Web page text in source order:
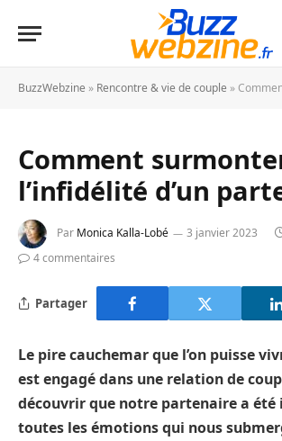
BuzzWebzine » Rencontre & vie de couple » Comment
Comment
l’infidélité d’un
Par Monica Kalla-Lobé 3 janvier 2023
4 commentaires
Partager
Le pire cauchemar que l’on puisse
est engagé dans une relation de
découvrir que notre partenaire a été
toutes les émotions qui nous